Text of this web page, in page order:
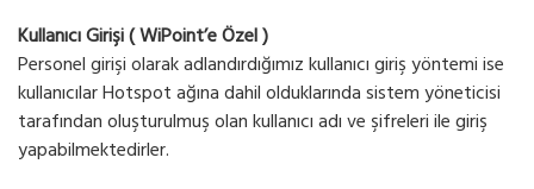
Kullanıcı Girişi ( WiPoint’e Özel )
Personel girişi olarak adlandırdığımız kullanıcı giriş yöntemi ise
kullanıcılar Hotspot ağına dahil olduklarında sistem yöneticisi
tarafından oluşturulmuş olan kullanıcı adı ve şifreleri ile giriş
yapabilmektedirler.